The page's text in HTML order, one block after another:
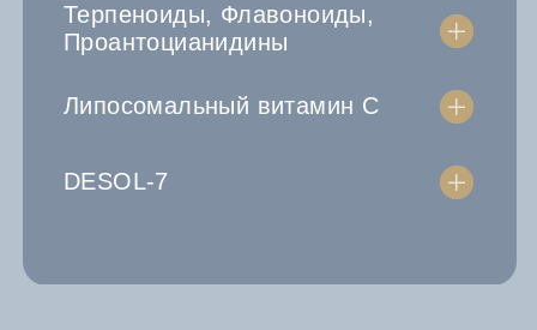
Терпеноиды, Флавоноиды,
Проантоцианидины
Липосомальный витамин C
DESOL-7